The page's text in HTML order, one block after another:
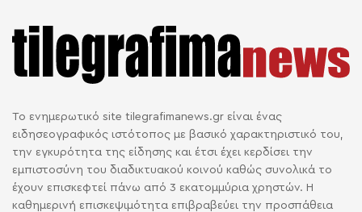
Το ενημερωτικό site tilegrafimanews.gr είναι ένας
ειδησεογραφικός ιστότοπος με βασικό χαρακτηριστικό του,
την εγκυρότητα της είδησης και έτσι έχει κερδίσει την
εμπιστοσύνη του διαδικτυακού κοινού καθώς συνολικά το
έχουν επισκεφτεί πάνω από 3 εκατομμύρια χρηστών. Η
καθημερινή επισκεψιμότητα επιβραβεύει την προσπάθεια